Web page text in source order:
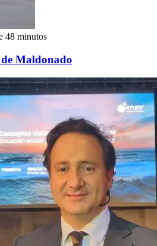
48 minutos
Maldonado